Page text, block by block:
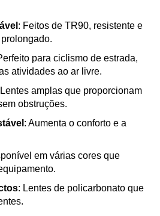
: Feitos de TR90, resistente e
para ciclismo de estrada,
atividades ao ar livre.
amplas que proporcionam
obstruções.
: Aumenta o conforto e a
em várias cores que
: Lentes de policarbonato que